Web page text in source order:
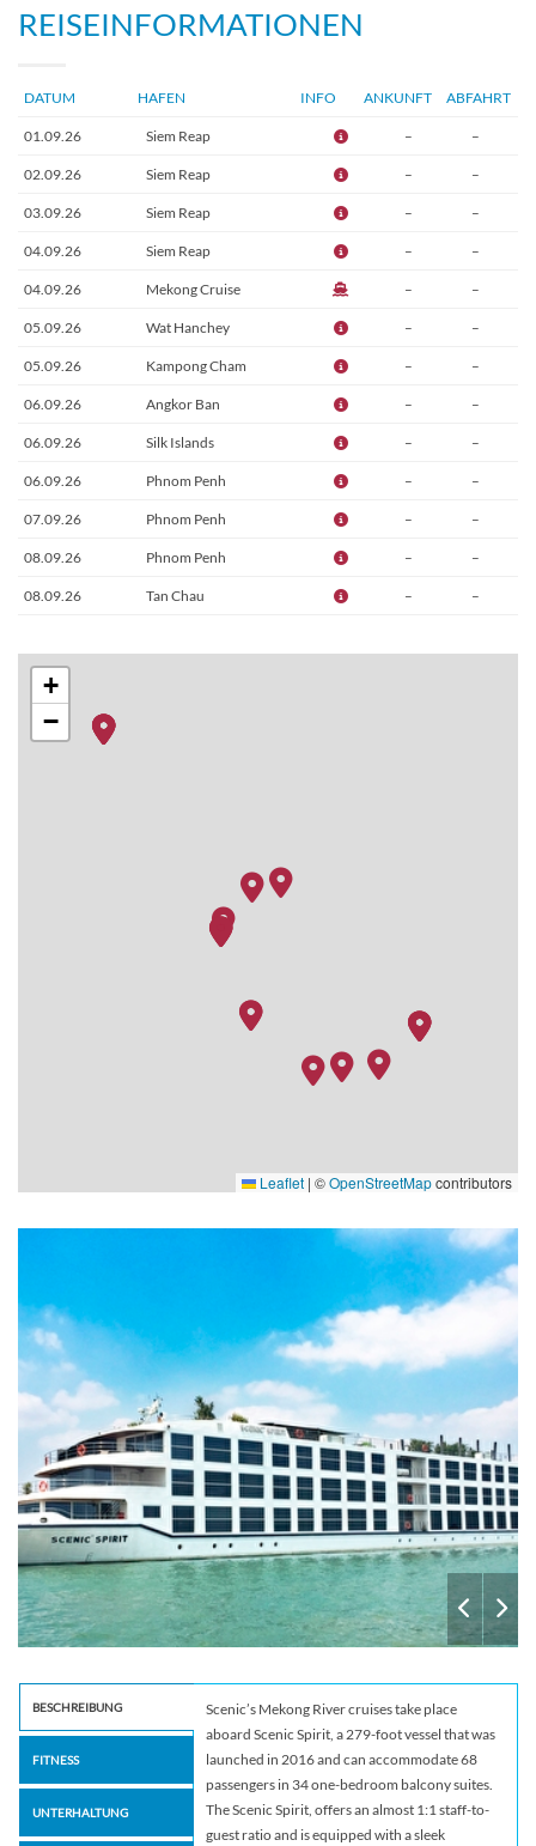
REISEINFORMATIONEN
DATUM HAFEN INFO ANKUNFT ABFAHRT
01.09.26 Siem Reap – –
02.09.26 Siem Reap – –
03.09.26 Siem Reap – –
04.09.26 Siem Reap – –
04.09.26 Mekong Cruise – –
05.09.26 Wat Hanchey – –
05.09.26 Kampong Cham – –
06.09.26 Angkor Ban – –
06.09.26 Silk Islands – –
06.09.26 Phnom Penh – –
07.09.26 Phnom Penh – –
08.09.26 Phnom Penh – –
08.09.26 Tan Chau – –
10.09.26
+
−
Leaflet | ©OpenStreetMapcontributors
MS
BESCHREIBUNG
FITNESS
UNTERHALTUNG
Scenic’s Mekong River cruises take place
aboard Scenic Spirit, a 279-foot vessel that was
launched in 2016 and can accommodate 68
passengers in 34 one-bedroom balcony suites.
The Scenic Spirit, offers an almost 1:1 staff-to-
guest ratio and is equipped with a sleek